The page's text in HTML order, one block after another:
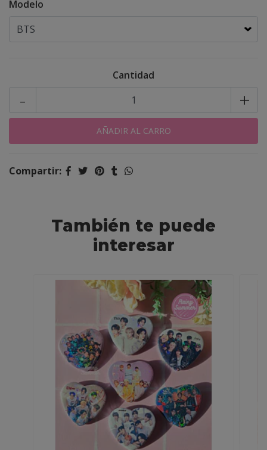
Modelo
Cantidad
+
-
Compartir:
También te puede
interesar